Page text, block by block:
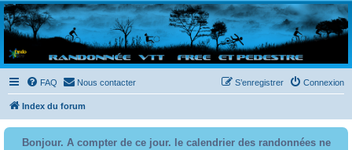
Randovttfree.fr
Bienvenue sur le site des randos vtt et pédestre de Bretagne . Bonne navigation sur le site
et bonnes randos dans l'Ouest !
FAQ Nous contacter Connexion
S’enregistrer
Index du forum
Bonjour. A compter de ce jour. le calendrier des randonnées ne